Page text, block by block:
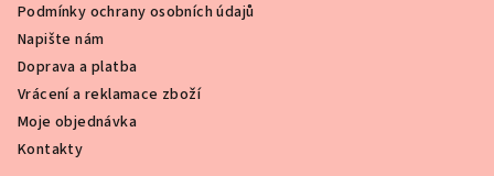
Podmínky ochrany osobních údajů
Napište nám
Doprava a platba
Vrácení a reklamace zboží
Moje objednávka
Kontakty